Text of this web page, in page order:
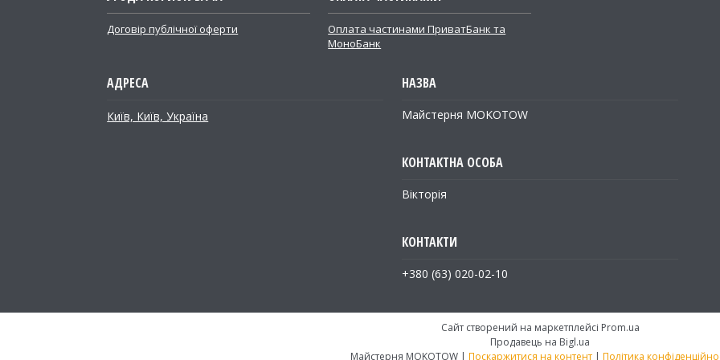
Договір публічної оферти
Оплата частинами ПриватБанк та
МоноБанк
Київ, Київ, Україна Майстерня MOKOTOW
Вікторія
+380 (63) 020-02-10
Сайт створений на маркетплейсі Prom.ua
Продавець на Bigl.ua
Майстерня MOKOTOW | Поскаржитися на контент | Політика